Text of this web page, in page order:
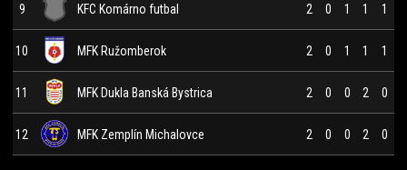
9 KFC Komárno futbal 2 0 1 1 1
10 MFK Ružomberok 2 0 1 1 1
11 MFK Dukla Banská Bystrica 2 0 0 2 0
12 MFK Zemplín Michalovce 2 0 0 2 0